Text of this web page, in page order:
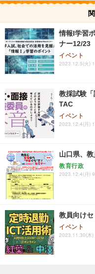
情報I学習
ナー12/23
イベント
2023.12.5(火)
教採試験「
TAC
イベント
2023.12.4(月)
山口県、
教育行政
2023.12.4(月)
教員向け
イベント
2023.11.30(木)